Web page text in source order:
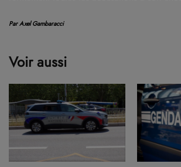
Par Axel Gambaracci
Voir aussi